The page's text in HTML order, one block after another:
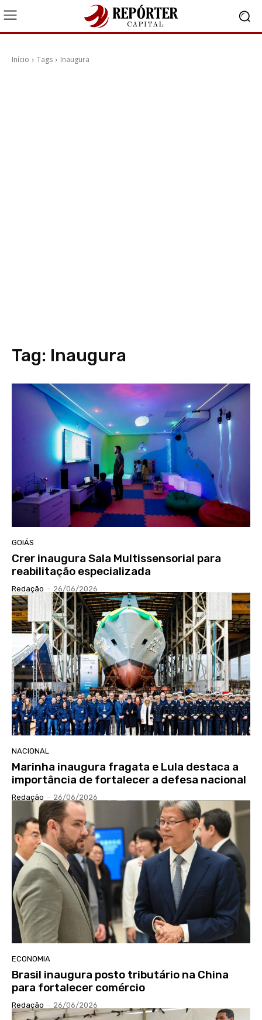
Início Tags Inaugura
Tag: Inaugura
GOIÁS
Crer inaugura Sala Multissensorial para
reabilitação especializada
Redação - 26/06/2026
NACIONAL
Marinha inaugura fragata e Lula destaca a
importância de fortalecer a defesa nacional
Redação - 26/06/2026
ECONOMIA
Brasil inaugura posto tributário na China
para fortalecer comércio
Redação - 26/06/2026